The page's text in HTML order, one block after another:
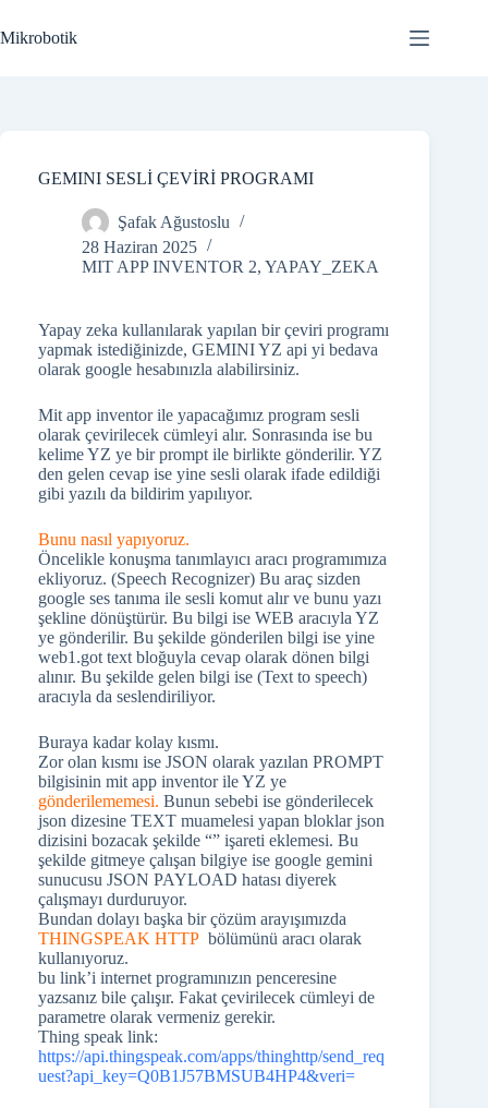
to
content
Mikrobotik
GEMINI SESLİ ÇEVİRİ PROGRAMI
Şafak Ağustoslu
28 Haziran 2025
MIT APP INVENTOR 2, YAPAY_ZEKA
Yapay zeka kullanılarak yapılan bir çeviri programı
yapmak istediğinizde, GEMINI YZ api yi bedava
olarak google hesabınızla alabilirsiniz.
Mit app inventor ile yapacağımız program sesli
olarak çevirilecek cümleyi alır. Sonrasında ise bu
kelime YZ ye bir prompt ile birlikte gönderilir. YZ
den gelen cevap ise yine sesli olarak ifade edildiği
gibi yazılı da bildirim yapılıyor.
Bunu nasıl yapıyoruz.
Öncelikle konuşma tanımlayıcı aracı programımıza
ekliyoruz. (Speech Recognizer) Bu araç sizden
google ses tanıma ile sesli komut alır ve bunu yazı
şekline dönüştürür. Bu bilgi ise WEB aracıyla YZ
ye gönderilir. Bu şekilde gönderilen bilgi ise yine
web1.got text bloğuyla cevap olarak dönen bilgi
alınır. Bu şekilde gelen bilgi ise (Text to speech)
aracıyla da seslendiriliyor.
Buraya kadar kolay kısmı.
Zor olan kısmı ise JSON olarak yazılan PROMPT
bilgisinin mit app inventor ile YZ ye
gönderilememesi. Bunun sebebi ise gönderilecek
json dizesine TEXT muamelesi yapan bloklar json
dizisini bozacak şekilde “” işareti eklemesi. Bu
şekilde gitmeye çalışan bilgiye ise google gemini
sunucusu JSON PAYLOAD hatası diyerek
çalışmayı durduruyor.
Bundan dolayı başka bir çözüm arayışımızda
THINGSPEAK HTTP bölümünü aracı olarak
kullanıyoruz.
bu link’i internet programınızın penceresine
yazsanız bile çalışır. Fakat çevirilecek cümleyi de
parametre olarak vermeniz gerekir.
Thing speak link:
https://api.thingspeak.com/apps/thinghttp/send_req
uest?api_key=Q0B1J57BMSUB4HP4&veri=